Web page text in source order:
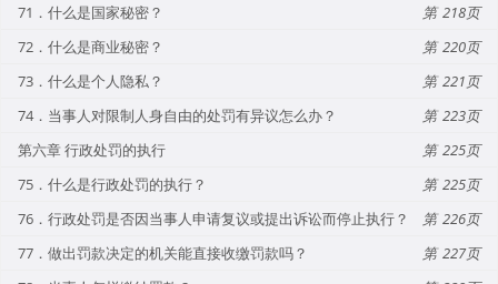
71．什么是国家秘密？
218
72．什么是商业秘密？
220
73．什么是个人隐私？
221
74．当事人对限制人身自由的处罚有异议怎么办？
223
第六章 行政处罚的执行
225
75．什么是行政处罚的执行？
225
76．行政处罚是否因当事人申请复议或提出诉讼而停止执行？
226
77．做出罚款决定的机关能直接收缴罚款吗？
227